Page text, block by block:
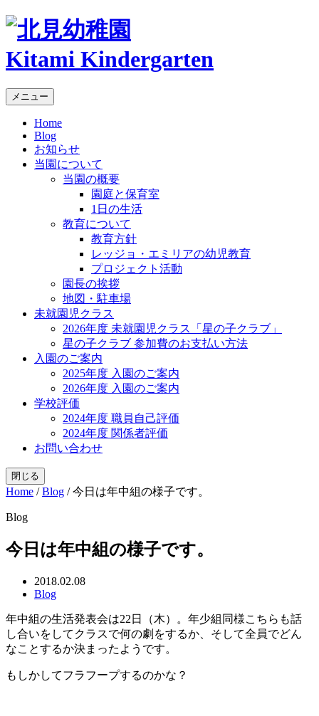
Kitami Kindergarten
メニュー
Home
Blog
お知らせ
当園について
当園の概要
園庭と保育室
1日の生活
教育について
教育方針
レッジョ・エミリアの幼児教育
プロジェクト活動
園長の挨拶
地図・駐車場
未就園児クラス
2026年度 未就園児クラス「星の子クラブ」
星の子クラブ 参加費のお支払い方法
入園のご案内
2025年度 入園のご案内
2026年度 入園のご案内
学校評価
2024年度 職員自己評価
2024年度 関係者評価
お問い合わせ
閉じる
Home /Blog /今日は年中組の様子です。
Blog
今日は年中組の様子です。
2018.02.08
Blog
年中組の生活発表会は22日（木）。年少組同様こちらも話
し合いをしてクラスで何の劇をするか、そして全員でどん
なことするか決まったようです。
もしかしてフラフープするのかな？